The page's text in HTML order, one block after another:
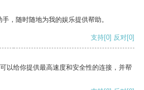
，随时随地为我的娱乐提供帮助。
支持[0] 反对[0]
以给你提供最高速度和安全性的连接，并帮